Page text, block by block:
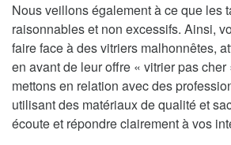
Nous veillons également à ce que les
raisonnables et non excessifs. Ainsi,
faire face à des vitriers malhonnêtes,
en avant de leur offre « vitrier pas
mettons en relation avec des
utilisant des matériaux de qualité et
écoute et répondre clairement à vos